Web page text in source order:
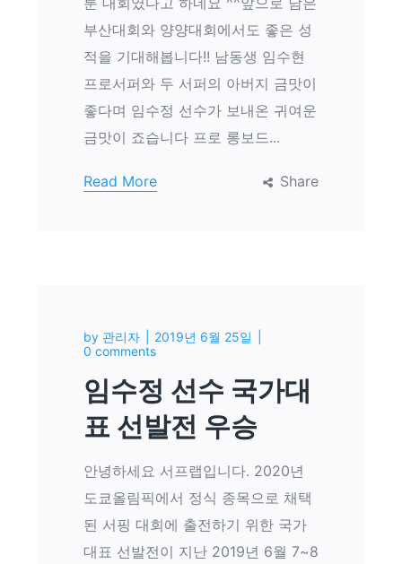
부산대회와 양양대회에서도 좋은 성
적을 기대해봅니다!! 남동생 임수현
프로서퍼와 두 서퍼의 아버지 금맛이
좋다며 임수정 선수가 보내온 귀여운
금맛이 죠습니다 프로 롱보드...
Read More Share
by 관리자
2019년 6월 25일
0 comments
임수정 선수 국가대
표 선발전 우승
안녕하세요 서프랩입니다. 2020년
도쿄올림픽에서 정식 종목으로 채택
된 서핑 대회에 출전하기 위한 국가
대표 선발전이 지난 2019년 6월 7~8